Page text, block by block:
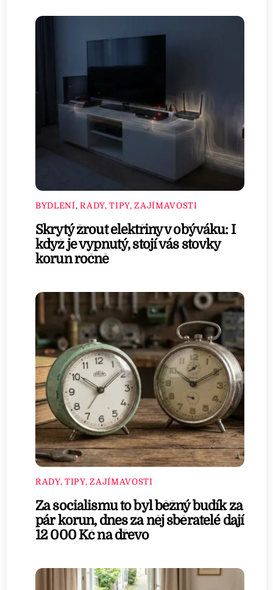
BYDLENÍ,RADY, TIPY, ZAJÍMAVOSTI
Skrytý žrout elektřiny v obýváku: I
když je vypnutý, stojí vás stovky
korun ročně
RADY, TIPY, ZAJÍMAVOSTI
Za socialismu to byl běžný budík za
pár korun, dnes za něj sběratelé dají
12 000 Kč na dřevo